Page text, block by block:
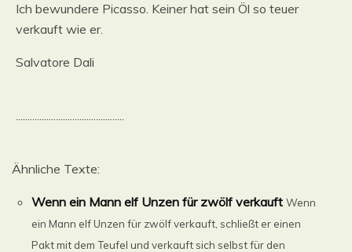
Ich bewundere Picasso. Keiner hat sein Öl so teuer
verkauft wie er.
Salvatore Dali
..............................................
Ähnliche Texte:
Wenn ein Mann elf Unzen für zwölf verkauft Wenn
ein Mann elf Unzen für zwölf verkauft, schließt er einen
Pakt mit dem Teufel und verkauft sich selbst für den